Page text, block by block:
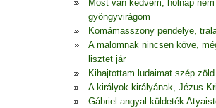
Most van kedvem, holnap
gyöngyvirágom
Komámasszony pendelye,
A malomnak nincsen köve,
lisztet jár
Kihajtottam ludaimat szép
A királyok királyának, Jézus
Gábriel angyal küldeték